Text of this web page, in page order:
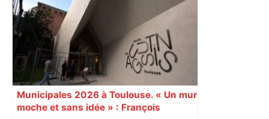
aguets – Rugbynistere
Municipales 2026 à Toulouse. « Un mur
moche et sans idée » : François